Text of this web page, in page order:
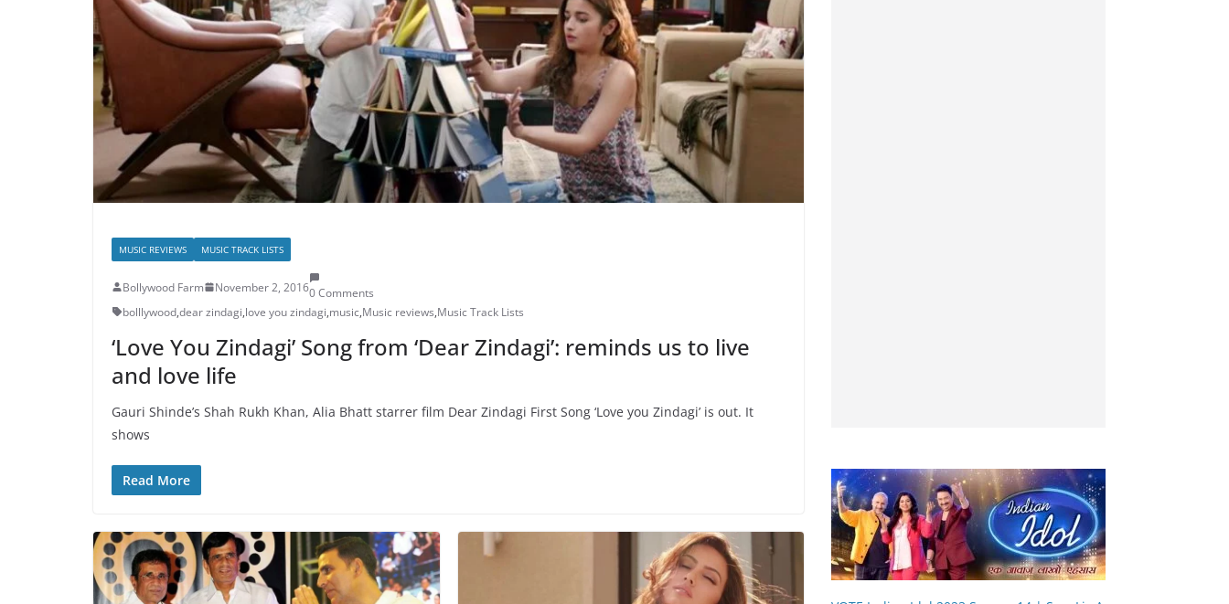
MUSIC REVIEWS MUSIC TRACK LISTS
Bollywood Farm November 2, 20160 Comments
bolllywood,dear zindagi,love you zindagi,music,Music reviews,Music Track Lists
‘Love You Zindagi’ Song from ‘Dear Zindagi’: reminds us to live
and love life
Gauri Shinde’s Shah Rukh Khan, Alia Bhatt starrer film Dear Zindagi First Song ‘Love you Zindagi’ is out. It
shows
Read More